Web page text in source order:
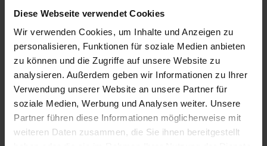
Diese Webseite verwendet Cookies
Wir verwenden Cookies, um Inhalte und Anzeigen zu
personalisieren, Funktionen für soziale Medien anbieten
zu können und die Zugriffe auf unsere Website zu
analysieren. Außerdem geben wir Informationen zu Ihrer
Verwendung unserer Website an unsere Partner für
soziale Medien, Werbung und Analysen weiter. Unsere
Partner führen diese Informationen möglicherweise mit
weiteren Daten zusammen, die Sie ihnen bereitgestellt
IN DEN
WARENKORB
WARENKORB
Anmelden für Ihren persönlichen Preis
21,59 € / St